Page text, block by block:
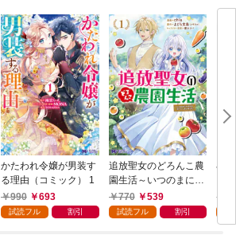
かたわれ令嬢が男装す
る理由（コミック） 1
990
693
試読フル 割引
追放聖女のどろんこ農
園生活～いつのまにか
隣国を救ってしまいま
した～（コミック） 1
770 539
試読フル 割引
小